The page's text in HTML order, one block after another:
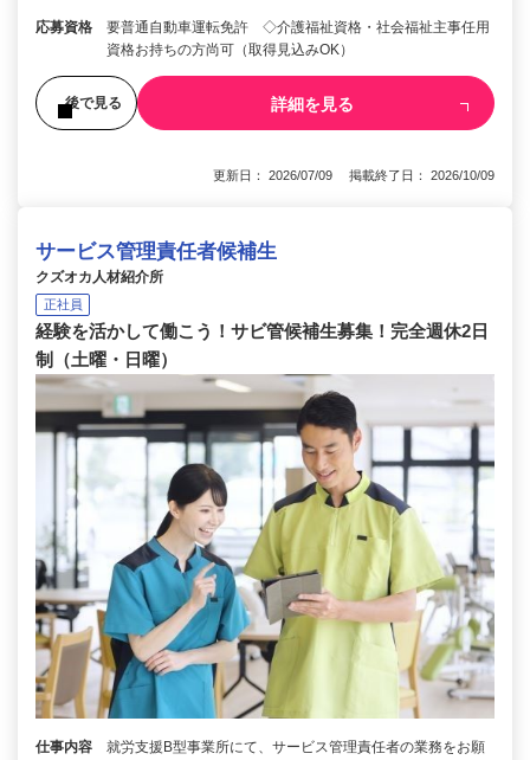
応募資格
要普通自動車運転免許 ◇介護福祉資格・社会福祉主事任用
資格お持ちの方尚可（取得見込みOK）
後で見る 詳細を見る
更新日： 2026/07/09 掲載終了日： 2026/10/09
サービス管理責任者候補生
クズオカ人材紹介所
正社員
経験を活かして働こう！サビ管候補生募集！完全週休2日
制（土曜・日曜）
仕事内容
就労支援B型事業所にて、サービス管理責任者の業務をお願